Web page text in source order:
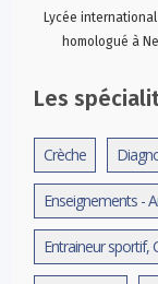
Lycée
homologué à
Les
Crèche
Enseignements -
Entraineur sportif,